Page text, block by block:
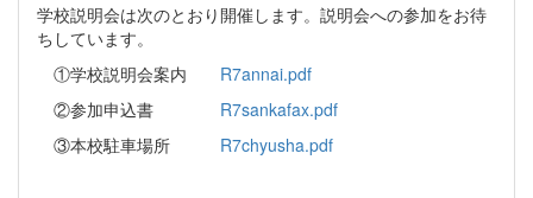
学校説明会は次のとおり開催します。説明会への参加をお待
ちしています。
①学校説明会案内 R7annai.pdf
②参加申込書 R7sankafax.pdf
③本校駐車場所 R7chyusha.pdf